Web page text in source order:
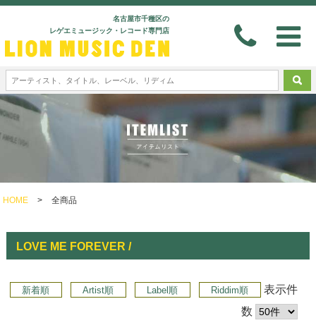
名古屋市千種区の
レゲエミュージック・レコード専門店
HOME > 全商品
LOVE ME FOREVER /
新着順 Artist順 Label順 Riddim順
表示件
数